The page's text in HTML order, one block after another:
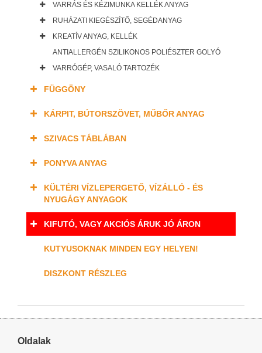
VARRÁS ÉS KÉZIMUNKA KELLÉK ANYAG
RUHÁZATI KIEGÉSZÍTŐ, SEGÉDANYAG
KREATÍV ANYAG, KELLÉK
ANTIALLERGÉN SZILIKONOS POLIÉSZTER GOLYÓ
VARRÓGÉP, VASALÓ TARTOZÉK
FÜGGÖNY
KÁRPIT, BÚTORSZÖVET, MŰBŐR ANYAG
SZIVACS TÁBLÁBAN
PONYVA ANYAG
KÜLTÉRI VÍZLEPERGETŐ, VÍZÁLLÓ - ÉS
NYUGÁGY ANYAGOK
KIFUTÓ, VAGY AKCIÓS ÁRUK JÓ ÁRON
KUTYUSOKNAK MINDEN EGY HELYEN!
DISZKONT RÉSZLEG
Oldalak